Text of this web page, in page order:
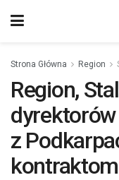
Strona Główna Region
Region,
z
kontraktom